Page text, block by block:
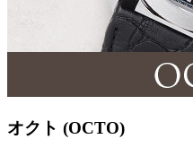
オクト (OCTO)